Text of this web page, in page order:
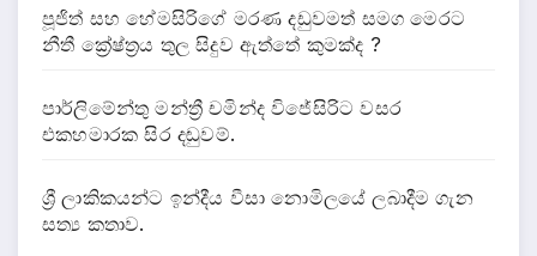
පූජිත් සහ හේමසිරිගේ මරණ දඩුවමත් සමග මෙරට
නීතී ක්‍රේෂ්ත්‍රය තුල සිදුව ඇත්තේ කුමක්ද ?
පාර්ලිමේන්තු මන්ත්‍රී චමින්ද විජේසිරිට වසර
එකහමාරක සිර දඬුවම්.
ශ්‍රී ලාකිකයන්ට ඉන්දීය වීසා නොමිලයේ ලබාදීම ගැන
සත්‍ය කතාව.